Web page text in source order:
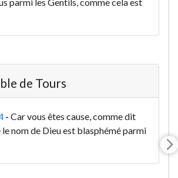
de Tours
- Car vous êtes cause, comme dit
le nom de Dieu est blasphémé parmi